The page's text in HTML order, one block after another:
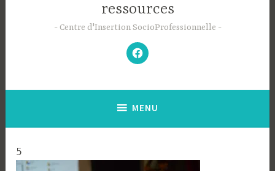
ressources
Centre d'Insertion SocioProfessionnelle
–
N’hésitez
pas
à
;-)
MENU
5